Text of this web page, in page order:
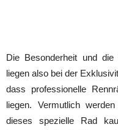
Die Besonderheit und
liegen also bei der
dass professionelle
liegen. Vermutlich
dieses spezielle Rad